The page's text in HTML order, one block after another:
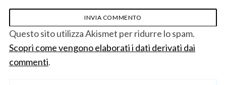
Questo sito utilizza Akismet per ridurre lo spam.
Scopri come vengono elaborati i dati derivati dai
commenti.